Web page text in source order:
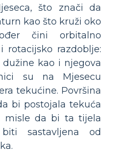
što znači da
kao što kruži oko
čini orbitalno
rotacijsko razdoblje:
kao i njegova
su na Mjesecu
tekućine. Površina
bi postojala tekuća
misle da bi ta tijela
sastavljena od